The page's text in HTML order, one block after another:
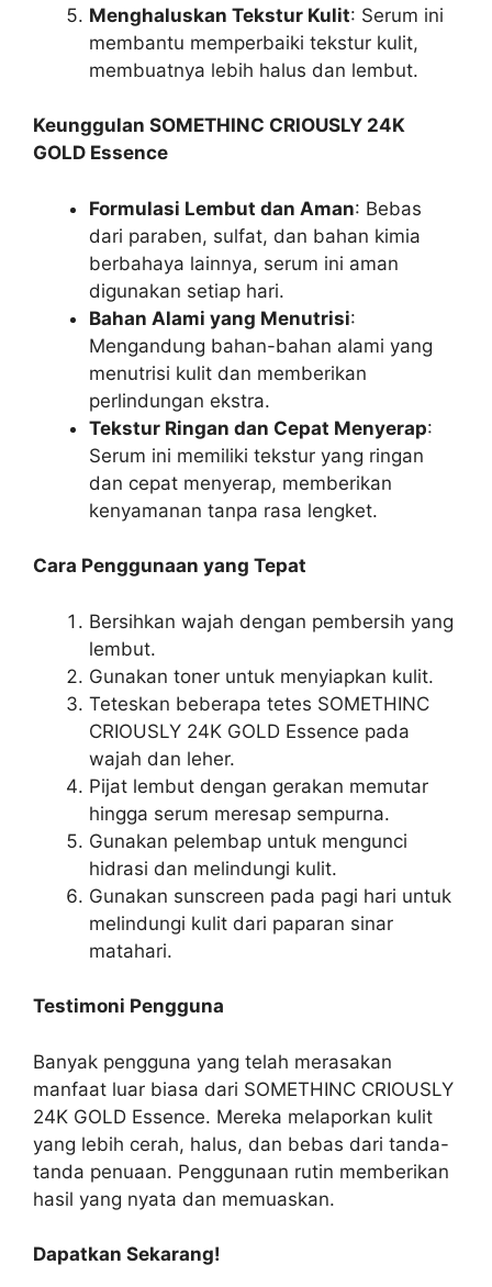
Menghaluskan Tekstur Kulit: Serum ini
membantu memperbaiki tekstur kulit,
membuatnya lebih halus dan lembut.
Keunggulan SOMETHINC CRIOUSLY 24K
GOLD Essence
Formulasi Lembut dan Aman: Bebas
dari paraben, sulfat, dan bahan kimia
berbahaya lainnya, serum ini aman
digunakan setiap hari.
Bahan Alami yang Menutrisi:
Mengandung bahan-bahan alami yang
menutrisi kulit dan memberikan
perlindungan ekstra.
Tekstur Ringan dan Cepat Menyerap:
Serum ini memiliki tekstur yang ringan
dan cepat menyerap, memberikan
kenyamanan tanpa rasa lengket.
Cara Penggunaan yang Tepat
Bersihkan wajah dengan pembersih yang
lembut.
Gunakan toner untuk menyiapkan kulit.
Teteskan beberapa tetes SOMETHINC
CRIOUSLY 24K GOLD Essence pada
wajah dan leher.
Pijat lembut dengan gerakan memutar
hingga serum meresap sempurna.
Gunakan pelembap untuk mengunci
hidrasi dan melindungi kulit.
Gunakan sunscreen pada pagi hari untuk
melindungi kulit dari paparan sinar
matahari.
Testimoni Pengguna
Banyak pengguna yang telah merasakan
manfaat luar biasa dari SOMETHINC CRIOUSLY
24K GOLD Essence. Mereka melaporkan kulit
yang lebih cerah, halus, dan bebas dari tanda-
tanda penuaan. Penggunaan rutin memberikan
hasil yang nyata dan memuaskan.
Dapatkan Sekarang!